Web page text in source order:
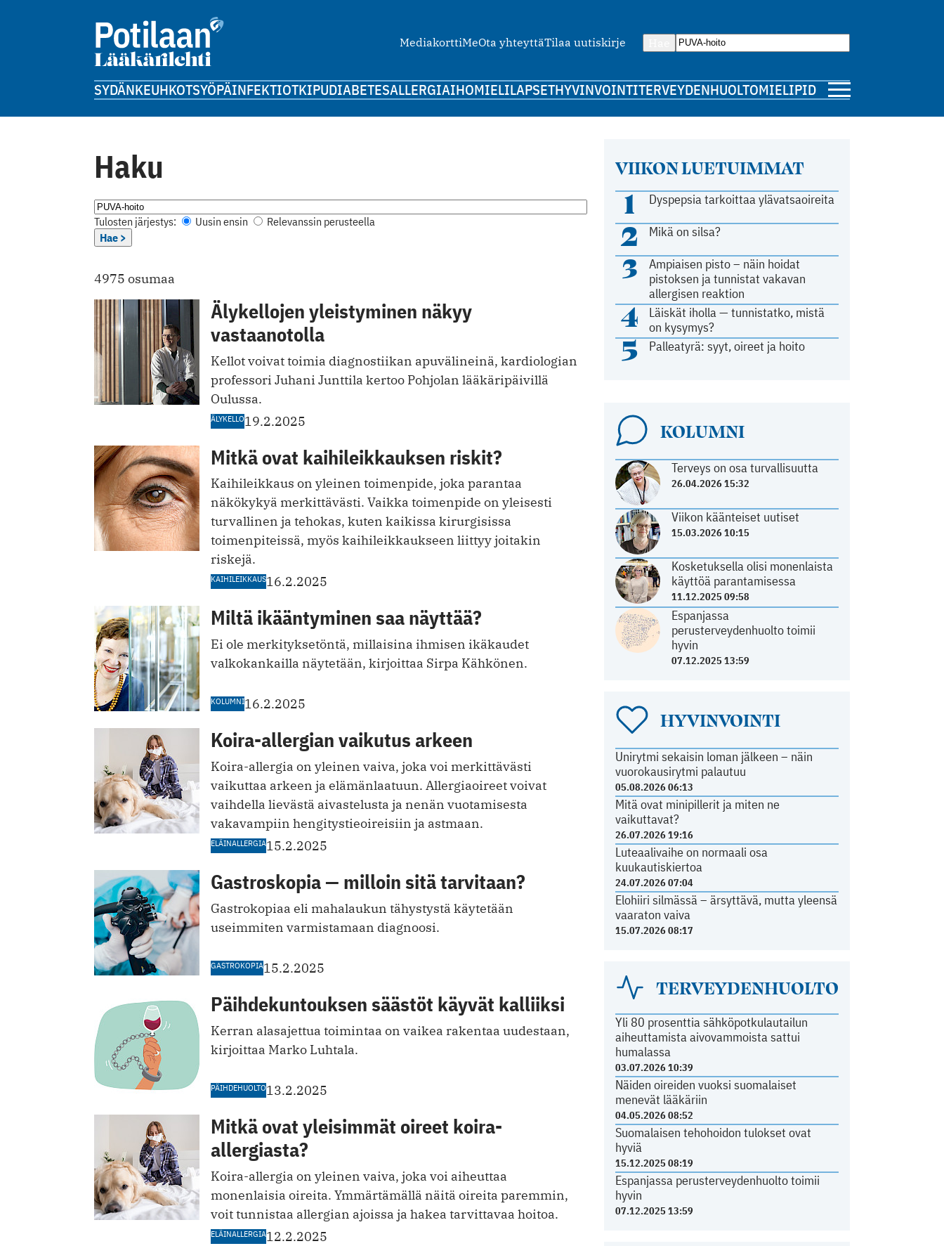
MediakorttiMeOta yhteyttäTilaa uutiskirje
SYDÄNKEUHKOTSYÖPÄINFEKTIOTKIPUDIABETESALLERGIAIHOMIELILAPSETHYVINVOINTITERVEYDENHUOLTOMIELIPIDE
Haku
Tulosten järjestys: Uusin ensin
Relevanssin perusteella
Hae >
4975 osumaa
Älykellojen yleistyminen näkyy
vastaanotolla
­Kellot voivat toimia diagnostiikan apuvälineinä, kardiologian
professori Juhani Junttila kertoo Pohjolan lääkäripäivillä
Oulussa.
ÄLYKELLO19.2.2025
Mitkä ovat kaihileikkauksen riskit?
Kaihileikkaus on yleinen toimenpide, joka parantaa
näkökykyä merkittävästi. Vaikka toimenpide on yleisesti
turvallinen ja tehokas, kuten kaikissa kirurgisissa
toimenpiteissä, myös kaihileikkaukseen liittyy joitakin
riskejä.
KAIHILEIKKAUS16.2.2025
Miltä ikääntyminen saa näyttää?
Ei ole merkityksetöntä, millaisina ihmisen ikäkaudet
valkokankailla näytetään, kirjoittaa Sirpa Kähkönen.
KOLUMNI16.2.2025
Koira-allergian vaikutus arkeen
Koira-allergia on yleinen vaiva, joka voi merkittävästi
vaikuttaa arkeen ja elämänlaatuun. Allergiaoireet voivat
vaihdella lievästä aivastelusta ja nenän vuotamisesta
vakavampiin hengitystieoireisiin ja astmaan.
ELÄINALLERGIA15.2.2025
Gastroskopia — milloin sitä tarvitaan?
Gastrokopiaa eli mahalaukun tähystystä käytetään
useimmiten varmistamaan diagnoosi.
GASTROKOPIA15.2.2025
Päihdekuntouksen säästöt käyvät kalliiksi
Kerran alasajettua toimintaa on vaikea rakentaa uudestaan,
kirjoittaa Marko Luhtala.
PÄIHDEHUOLTO13.2.2025
Mitkä ovat yleisimmät oireet koira-
allergiasta?
Koira-allergia on yleinen vaiva, joka voi aiheuttaa
monenlaisia oireita. Ymmärtämällä näitä oireita paremmin,
voit tunnistaa allergian ajoissa ja hakea tarvittavaa hoitoa.
ELÄINALLERGIA12.2.2025
VIIKON LUETUIMMAT
1 Dyspepsia tarkoittaa ylävatsaoireita
2 Mikä on silsa?
3
Ampiaisen pisto – näin hoidat
pistoksen ja tunnistat vakavan
allergisen reaktion
4
Läiskät iholla — tunnistatko, mistä
on kysymys?
5 Palleatyrä: syyt, oireet ja hoito
KOLUMNI
Terveys on osa turvallisuutta
26.04.2026 15:32
Viikon käänteiset uutiset
15.03.2026 10:15
Kosketuksella olisi monenlaista
käyttöä parantamisessa
11.12.2025 09:58
Espanjassa
perusterveydenhuolto toimii
hyvin
07.12.2025 13:59
HYVINVOINTI
Unirytmi sekaisin loman jälkeen – näin
vuorokausirytmi palautuu
05.08.2026 06:13
Mitä ovat minipillerit ja miten ne
vaikuttavat?
26.07.2026 19:16
Luteaalivaihe on normaali osa
kuukautiskiertoa
24.07.2026 07:04
Elohiiri silmässä – ärsyttävä, mutta yleensä
vaaraton vaiva
15.07.2026 08:17
TERVEYDENHUOLTO
Yli 80 prosenttia sähköpotkulautailun
aiheuttamista aivovammoista sattui
humalassa
03.07.2026 10:39
Näiden oireiden vuoksi suomalaiset
menevät lääkäriin
04.05.2026 08:52
Suomalaisen tehohoidon tulokset ovat
hyviä
15.12.2025 08:19
Espanjassa perusterveydenhuolto toimii
hyvin
07.12.2025 13:59